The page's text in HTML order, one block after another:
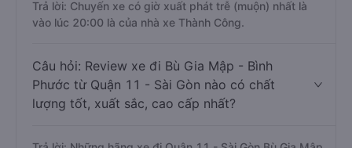
Trả lời: Chuyến xe có giờ xuất phát trễ (muộn) nhất là
vào lúc 20:00 là của nhà xe Thành Công.
Câu hỏi: Review xe đi Bù Gia Mập - Bình
Phước từ Quận 11 - Sài Gòn nào có chất
lượng tốt, xuất sắc, cao cấp nhất?